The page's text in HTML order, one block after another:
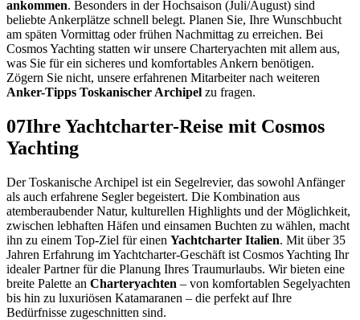
ankommen. Besonders in der Hochsaison (Juli/August) sind
beliebte Ankerplätze schnell belegt. Planen Sie, Ihre Wunschbucht
am späten Vormittag oder frühen Nachmittag zu erreichen. Bei
Cosmos Yachting statten wir unsere Charteryachten mit allem aus,
was Sie für ein sicheres und komfortables Ankern benötigen.
Zögern Sie nicht, unsere erfahrenen Mitarbeiter nach weiteren
Anker-Tipps Toskanischer Archipel zu fragen.
07Ihre Yachtcharter-Reise mit Cosmos
Yachting
Der Toskanische Archipel ist ein Segelrevier, das sowohl Anfänger
als auch erfahrene Segler begeistert. Die Kombination aus
atemberaubender Natur, kulturellen Highlights und der Möglichkeit,
zwischen lebhaften Häfen und einsamen Buchten zu wählen, macht
ihn zu einem Top-Ziel für einen Yachtcharter Italien. Mit über 35
Jahren Erfahrung im Yachtcharter-Geschäft ist Cosmos Yachting Ihr
idealer Partner für die Planung Ihres Traumurlaubs. Wir bieten eine
breite Palette an Charteryachten – von komfortablen Segelyachten
bis hin zu luxuriösen Katamaranen – die perfekt auf Ihre
Bedürfnisse zugeschnitten sind.